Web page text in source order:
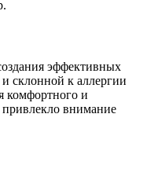
эффективных
и склонной к аллергии
комфортного и
привлекло внимание